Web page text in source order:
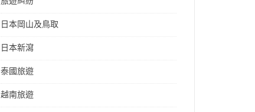
日本岡山及鳥取
日本新瀉
泰國旅遊
越南旅遊